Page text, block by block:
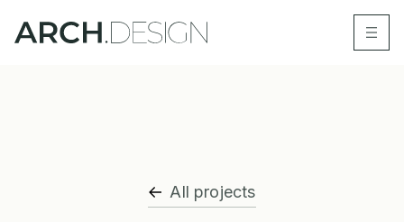
All projects